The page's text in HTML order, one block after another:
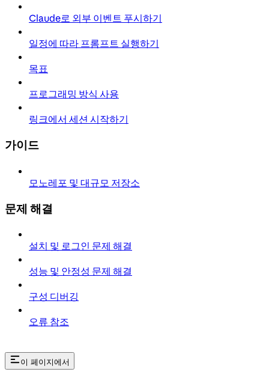
Claude로 외부 이벤트 푸시하기
일정에 따라 프롬프트 실행하기
목표
프로그래밍 방식 사용
링크에서 세션 시작하기
가이드
모노레포 및 대규모 저장소
문제 해결
설치 및 로그인 문제 해결
성능 및 안정성 문제 해결
구성 디버깅
오류 참조
이 페이지에서